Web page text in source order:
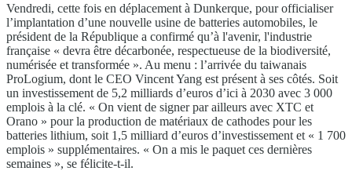
Vendredi, cette fois en déplacement à Dunkerque, pour officialiser
l’implantation d’une nouvelle usine de batteries automobiles, le
président de la République a confirmé qu’à l'avenir, l'industrie
française « devra être décarbonée, respectueuse de la biodiversité,
numérisée et transformée ». Au menu : l’arrivée du taiwanais
ProLogium, dont le CEO Vincent Yang est présent à ses côtés. Soit
un investissement de 5,2 milliards d’euros d’ici à 2030 avec 3 000
emplois à la clé. « On vient de signer par ailleurs avec XTC et
Orano » pour la production de matériaux de cathodes pour les
batteries lithium, soit 1,5 milliard d’euros d’investissement et « 1 700
emplois » supplémentaires. « On a mis le paquet ces dernières
semaines », se félicite-t-il.